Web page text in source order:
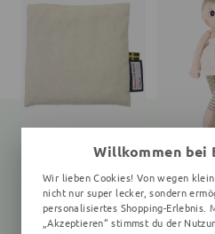
Weizenkornkissen
14 cm, 140x140x20 mm, 0+ Monate, creme
13,90 €
Puppe
34,55 €
Willkommen bei
Wir lieben Cookies! Von wegen
nicht nur super lecker, sondern
personalisiertes Shopping-Erlebnis.
„Akzeptieren“ stimmst du der